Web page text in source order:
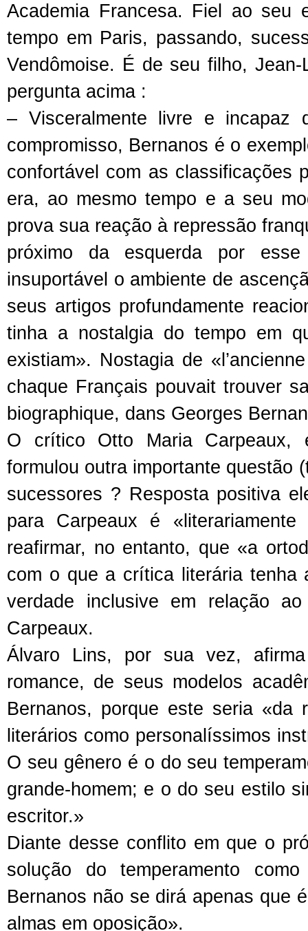
Academia Francesa. Fiel ao seu
tempo em Paris, passando,
Vendômoise. É de seu filho,
pergunta acima :
– Visceralmente livre e incapaz
compromisso, Bernanos é o
confortável com as classificações
era, ao mesmo tempo e a seu
prova sua reação à repressão
próximo da esquerda por
insuportável o ambiente de
seus artigos profundamente
tinha a nostalgia do tempo em
existiam». Nostagia de
chaque Français pouvait trouver
biographique, dans Georges
O crítico Otto Maria
formulou outra importante questão
sucessores ? Resposta positiva
para Carpeaux é
reafirmar, no entanto, que «a
com o que a crítica literária tenha
verdade inclusive em relação
Carpeaux.
Álvaro Lins, por sua vez,
romance, de seus modelos
Bernanos, porque este seria «da
literários como personalíssimos
O seu gênero é o do seu
grande-homem; e o do seu estilo
escritor.»
Diante desse conflito em que o
solução do temperamento
Bernanos não se dirá apenas que
almas em oposição».